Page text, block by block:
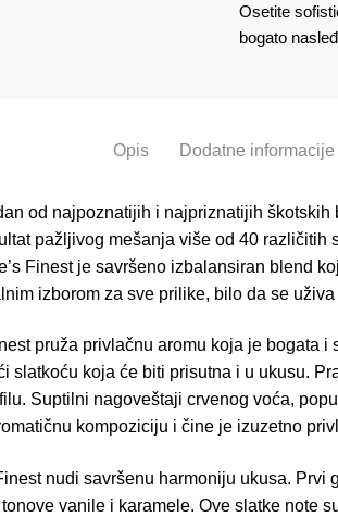
Osetite
bogato
Opis Dodatne informacije
od najpoznatijih i najpriznatijih
pažljivog mešanja više od 40
Finest je savršeno izbalansiran blend
izborom za sve prilike, bilo da se
pruža privlačnu aromu koja je bogata
slatkoću koja će biti prisutna i u ukusu.
Suptilni nagoveštaji crvenog voća,
kompoziciju i čine je izuzetno
nudi savršenu harmoniju ukusa.
vanile i karamele. Ove slatke note